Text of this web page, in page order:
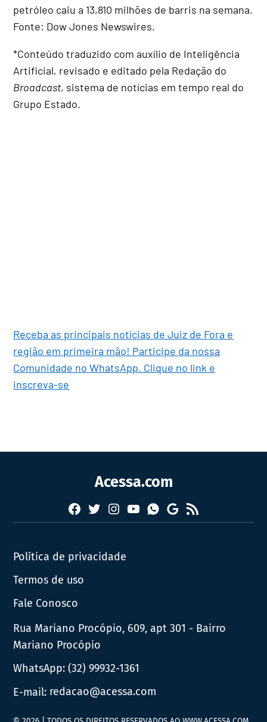
petróleo caiu a 13,810 milhões de barris na semana.
Fonte: Dow Jones Newswires.
*Conteúdo traduzido com auxílio de Inteligência
Artificial, revisado e editado pela Redação do
Broadcast, sistema de notícias em tempo real do
Grupo Estado.
Receba as principais notícias de Juiz de Fora e
região em primeira mão! Participe da nossa
Comunidade no WhatsApp. Clique no link e
inscreva-se
Acessa.com
Facebook
TwitterInstagram
YouTubeWhatsapp
Google
News
RSS
Política de privacidade
Termos de uso
Fale Conosco
Rua Mariano Procópio, 609, apt 301 - Bairro
Mariano Procópio
WhatsApp:(32) 99932-1361
E-mail: redacao@acessa.com